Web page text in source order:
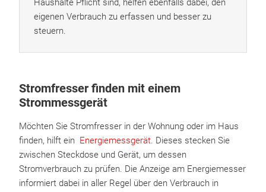
Haushalte Pflicht sind, helfen ebenfalls dabei, den
eigenen Verbrauch zu erfassen und besser zu
steuern.
Stromfresser finden mit einem
Strommessgerät
Möchten Sie Stromfresser in der Wohnung oder im Haus
finden, hilft ein Energiemessgerät. Dieses stecken Sie
zwischen Steckdose und Gerät, um dessen
Stromverbrauch zu prüfen. Die Anzeige am Energiemesser
informiert dabei in aller Regel über den Verbrauch in